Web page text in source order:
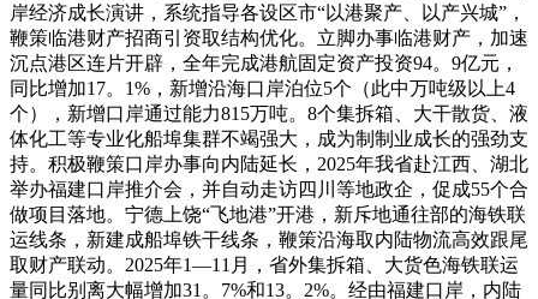
岸经济成长演讲，系统指导各设区市“以港聚产、以产兴城”，
鞭策临港财产招商引资取结构优化。立脚办事临港财产，加速
沉点港区连片开辟，全年完成港航固定资产投资94。9亿元，
同比增加17。1%，新增沿海口岸泊位5个（此中万吨级以上4
个），新增口岸通过能力815万吨。8个集拆箱、大干散货、液
体化工等专业化船埠集群不竭强大，成为制制业成长的强劲支
持。积极鞭策口岸办事向内陆延长，2025年我省赴江西、湖北
举办福建口岸推介会，并自动走访四川等地政企，促成55个合
做项目落地。宁德上饶“飞地港”开港，新斥地通往部的海铁联
运线条，新建成船埠铁干线条，鞭策沿海取内陆物流高效跟尾
取财产联动。2025年1—11月，省外集拆箱、大货色海铁联运
量同比别离大幅增加31。7%和13。2%。经由福建口岸，内陆